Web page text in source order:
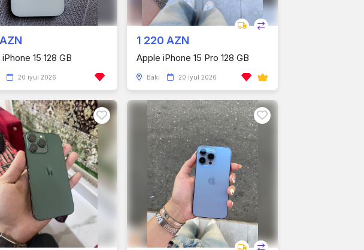
15 128 GB
20 iyul 2026
1 220 AZN
Apple iPhone 15 Pro 128 GB
Bakı 20 iyul 2026